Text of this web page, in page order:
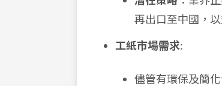
再出口至中國，
工紙市場需求:
儘管有環保及簡